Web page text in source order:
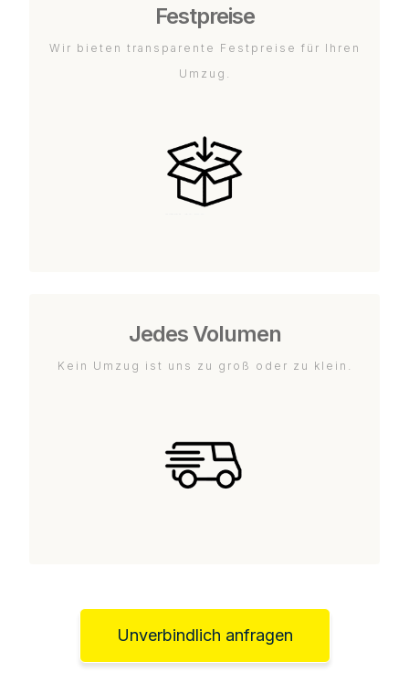
Festpreise
Wir bieten transparente Festpreise für Ihren
Umzug.
Jedes Volumen
Kein Umzug ist uns zu groß oder zu klein.
Unverbindlich anfragen